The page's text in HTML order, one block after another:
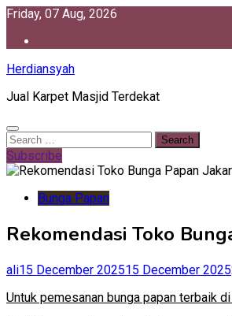
Skip
content
Friday, 07 Aug, 2026
Herdiansyah
Jual Karpet Masjid Terdekat
Search
for:
Subscribe
Bunga Papan
Rekomendasi Toko
ali15 December 202515 December 2025
Untuk pemesanan bunga papan terbaik